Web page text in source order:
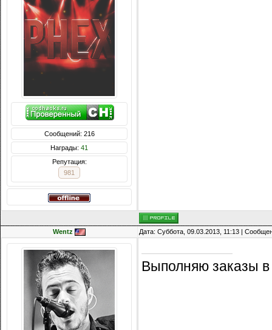
Сообщений: 216
Награды: 41
Репутация:
981
Wentz Дата: Суббота, 09.03.2013, 11:13 |
Выполняю заказы